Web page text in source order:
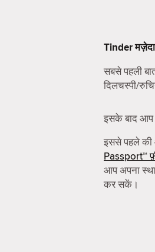
Tinder
सबसे पहली
दिलचस्पी/
इसके बाद आप
इससे पहले की
Passport™
आप अपना
कर सकें।